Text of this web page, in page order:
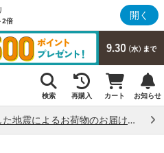
2倍 開く
検索 再購入 カート お知らせ
熊本県熊本地方で発生した地震によるお荷物のお届け状況について （7/28）